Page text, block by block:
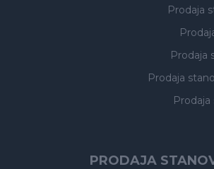
Prodaja
Prodaja
Prodaja
Prodaja
PRODAJA